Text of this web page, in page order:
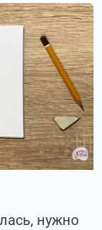
нужно